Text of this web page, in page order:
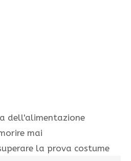
dell'alimentazione
mai
la prova costume